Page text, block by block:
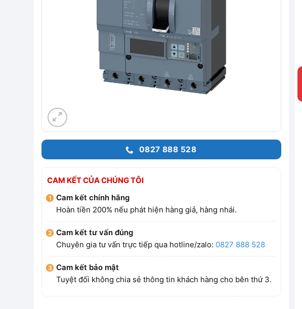
0827 888 528
CAM KẾT CỦA CHÚNG TÔI
Cam kết chính hãng
Hoàn tiền 200% nếu phát hiện hàng giả, hàng nhái.
Cam kết tư vấn đúng
Chuyên gia tư vấn trực tiếp qua hotline/zalo: 0827 888 528
Cam kết bảo mật
Tuyệt đối không chia sẻ thông tin khách hàng cho bên thứ 3.